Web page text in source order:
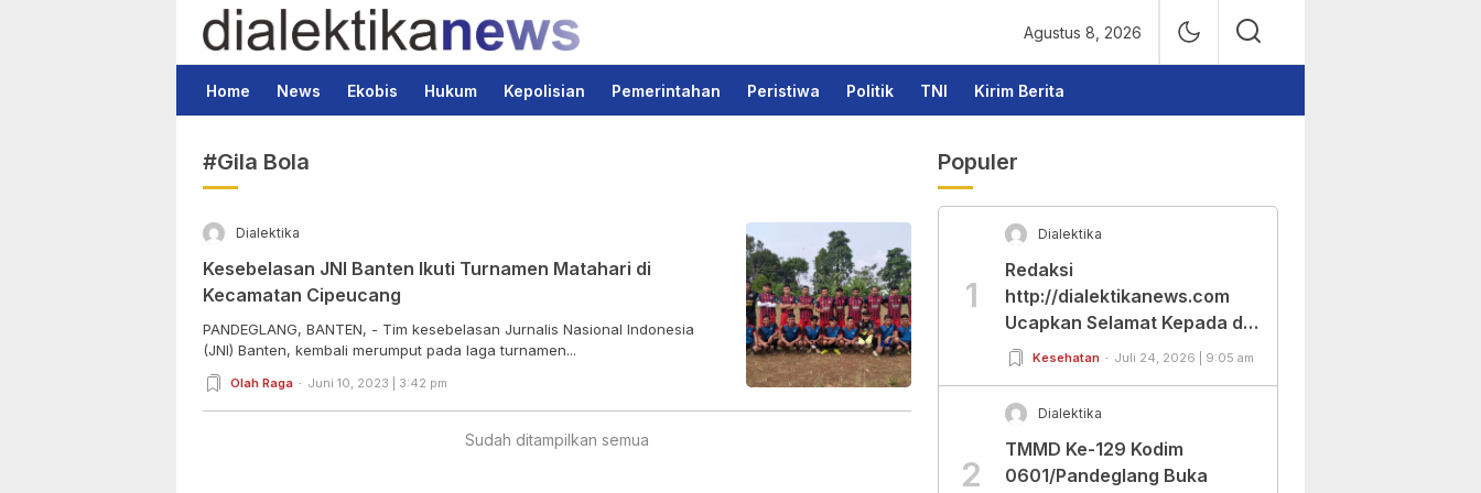
Dialektika News
Terkini dan Populer
Agustus 8, 2026
Home News Ekobis Hukum Kepolisian Pemerintahan Peristiwa Politik TNI Kirim Berita
#Gila Bola
Dialektika
Kesebelasan JNI Banten Ikuti Turnamen Matahari di
Kecamatan Cipeucang
PANDEGLANG, BANTEN, - Tim kesebelasan Jurnalis Nasional Indonesia
(JNI) Banten, kembali merumput pada laga turnamen...
Olah Raga Juni 10, 2023 | 3:42 pm
Sudah ditampilkan semua
Populer
1
Dialektika
Redaksi
http://dialektikanews.com
Ucapkan Selamat Kepada dr.
Cut Budiarti Atas Jabatan
Pandeglang
Kesehatan Juli 24, 2026 | 9:05 am
2
Dialektika
TMMD Ke-129 Kodim
0601/Pandeglang Buka